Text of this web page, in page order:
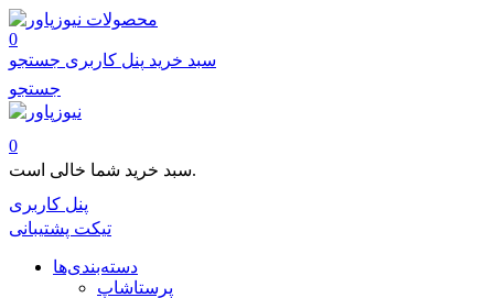
محصولات
0
سبد خرید پنل کاربری جستجو
جستجو
0
سبد خرید شما خالی است.
پنل کاربری
تیکت پشتیبانی
دسته‌بندی‌ها
پرستاشاپ